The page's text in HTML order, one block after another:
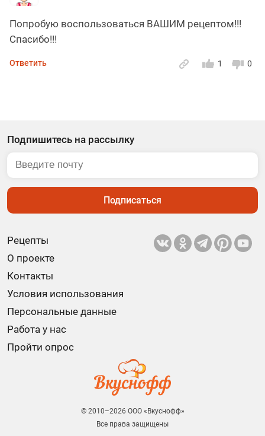
Попробую воспользоваться ВАШИМ рецептом!!!
Спасибо!!!
0
1
Ответить
Рецепты
О проекте
Контакты
Условия использования
Персональные данные
Работа у нас
Пройти опрос
Подпишитесь на рассылку
Подписаться
© 2010–2026 ООО «Вкуснофф»
Все права защищены